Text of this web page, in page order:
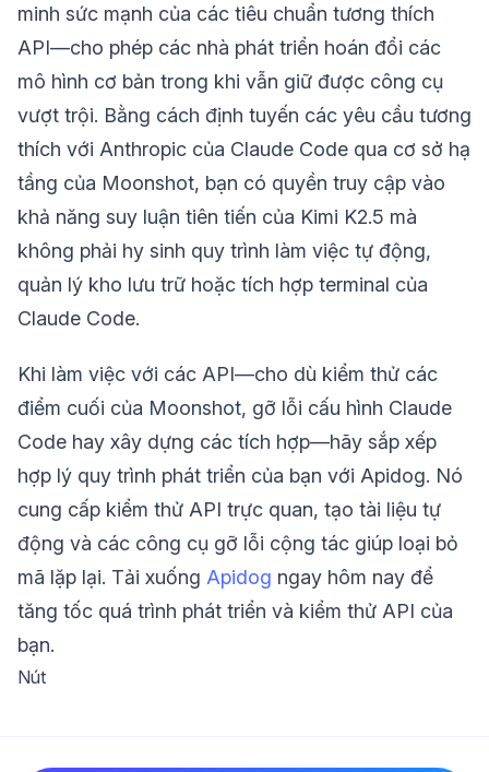
minh sức mạnh của các tiêu chuẩn tương thích
API—cho phép các nhà phát triển hoán đổi các
mô hình cơ bản trong khi vẫn giữ được công cụ
vượt trội. Bằng cách định tuyến các yêu cầu tương
thích với Anthropic của Claude Code qua cơ sở hạ
tầng của Moonshot, bạn có quyền truy cập vào
khả năng suy luận tiên tiến của Kimi K2.5 mà
không phải hy sinh quy trình làm việc tự động,
quản lý kho lưu trữ hoặc tích hợp terminal của
Claude Code.
Khi làm việc với các API—cho dù kiểm thử các
điểm cuối của Moonshot, gỡ lỗi cấu hình Claude
Code hay xây dựng các tích hợp—hãy sắp xếp
hợp lý quy trình phát triển của bạn với Apidog. Nó
cung cấp kiểm thử API trực quan, tạo tài liệu tự
động và các công cụ gỡ lỗi cộng tác giúp loại bỏ
mã lặp lại. Tải xuống Apidog ngay hôm nay để
tăng tốc quá trình phát triển và kiểm thử API của
bạn.
Nút